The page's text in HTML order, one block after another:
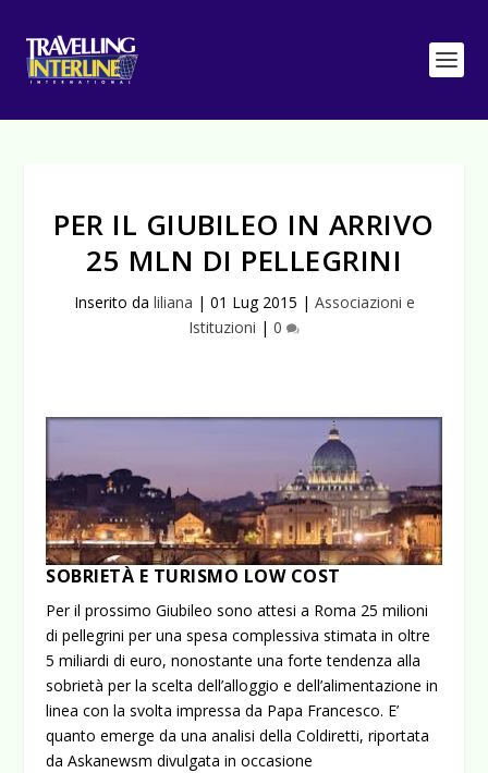
PER IL GIUBILEO IN ARRIVO
25 MLN DI PELLEGRINI
Inserito da liliana | 01 Lug 2015 | Associazioni e
Istituzioni | 0
SOBRIETÀ E TURISMO LOW COST
Per il prossimo Giubileo sono attesi a Roma 25 milioni
di pellegrini per una spesa complessiva stimata in oltre
5 miliardi di euro, nonostante una forte tendenza alla
sobrietà per la scelta dell’alloggio e dell’alimentazione in
linea con la svolta impressa da Papa Francesco. E’
quanto emerge da una analisi della Coldiretti, riportata
da Askanewsm divulgata in occasione